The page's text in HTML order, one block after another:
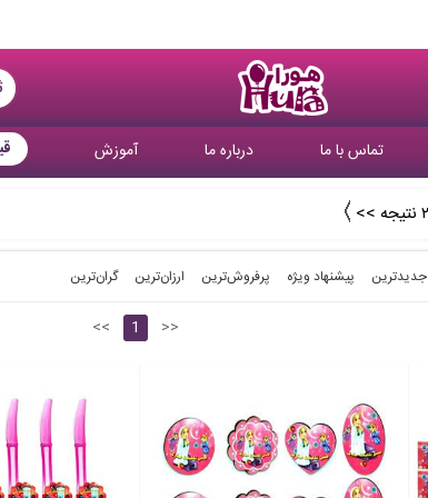
تماس با ما درباره ما آموزش
جدیدترین پیشنهاد ویژه پرفروش‌ترین‌ ارزان‌ترین گران‌ترین
<< 1 >>